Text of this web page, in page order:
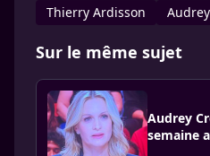
Thierry Ardisson
Sur le même sujet
Audrey
semaine